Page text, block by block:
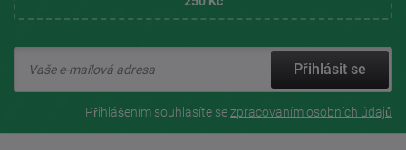
Přihlásit se
Přihlášením souhlasíte sezpracovaním osobních údajů